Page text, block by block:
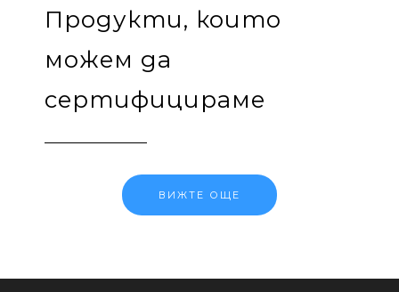
Продукти, които
можем да
сертифицираме
ВИЖТЕ ОЩЕ